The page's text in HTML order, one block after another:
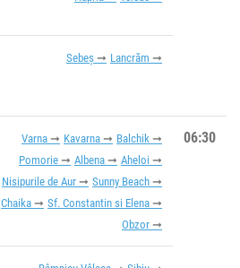
Sebeș Lancrăm
Varna Kavarna
Balchik
Pomorie
Albena
Aheloi
Nisipurile de Aur
Sunny Beach
Chaika
Sf. Constantin si Elena
Obzor
06:30